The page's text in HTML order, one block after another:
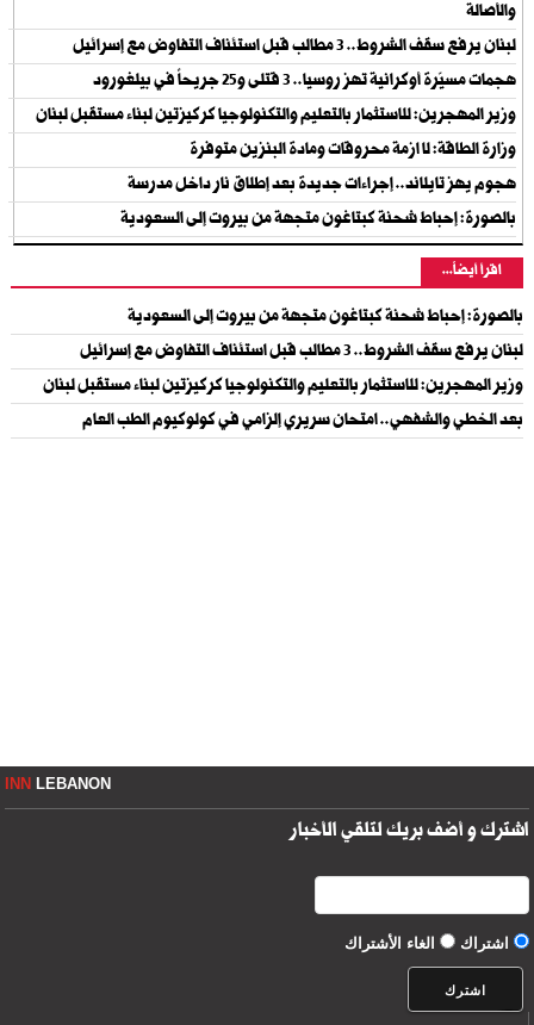
والأصالة
لبنان يرفع سقف الشروط.. 3 مطالب قبل استئناف التفاوض مع إسرائيل
هجمات مسيّرة أوكرانية تهز روسيا.. 3 قتلى و25 جريحاً في بيلغورود
وزير المهجرين: للاستثمار بالتعليم والتكنولوجيا كركيزتين لبناء مستقبل لبنان
وزارة الطاقة: لا ازمة محروقات ومادة البنزين متوفرة
هجوم يهز تايلاند.. إجراءات جديدة بعد إطلاق نار داخل مدرسة
بالصورة: إحباط شحنة كبتاغون متجهة من بيروت إلى السعودية
اقرأ أيضاً...
بالصورة: إحباط شحنة كبتاغون متجهة من بيروت إلى السعودية
لبنان يرفع سقف الشروط.. 3 مطالب قبل استئناف التفاوض مع إسرائيل
وزير المهجرين: للاستثمار بالتعليم والتكنولوجيا كركيزتين لبناء مستقبل لبنان
بعد الخطي والشفهي.. امتحان سريري إلزامي في كولوكيوم الطب العام
INNLEBANON
اشترك و أضف بريك لتلقي الأخبار
اشتراك الغاء الأشتراك